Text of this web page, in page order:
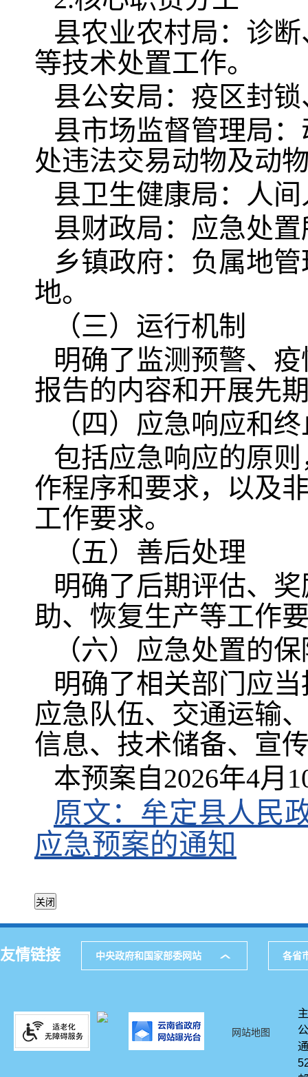
县农业农村局：诊
等技术处置工作。
县公安局：疫区封
县市场监督管理局
处违法交易动物及动
县卫生健康局：人
县财政局：应急处
乡镇政府：负属地
地。
（三）运行机制
明确了监测预警、
报告的内容和开展先
（四）应急响应和
包括应急响应的原
作程序和要求，以及
工作要求。
（五）善后处理
明确了后期评估、
助、恢复生产等工作
（六）应急处置的
明确了相关部门应
应急队伍、交通运输
信息、技术储备、宣
本预案自2026年4月
原文：牟定县人民
应急预案的通知
友情链接 中央政府和国家部委网站 各省
网站地图